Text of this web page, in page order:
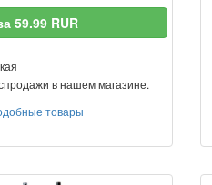
59.99 RUR
в нашем магазине.
товары